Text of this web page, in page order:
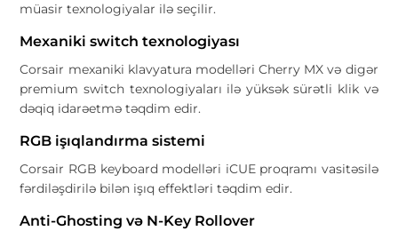
müasir texnologiyalar ilə seçilir.
Mexaniki switch texnologiyası
Corsair mexaniki klavyatura modelləri Cherry MX və digər
premium switch texnologiyaları ilə yüksək sürətli klik və
dəqiq idarəetmə təqdim edir.
RGB işıqlandırma sistemi
Corsair RGB keyboard modelləri iCUE proqramı vasitəsilə
fərdiləşdirilə bilən işıq effektləri təqdim edir.
Anti-Ghosting və N-Key Rollover